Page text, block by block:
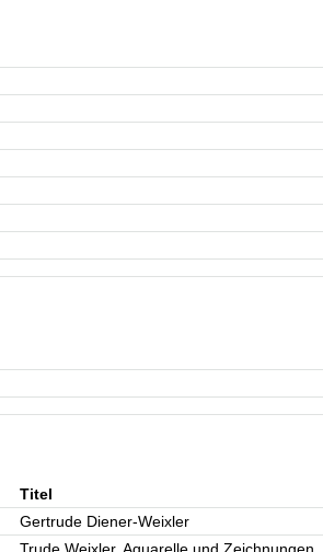
Titel
Gertrude Diener-Weixler